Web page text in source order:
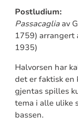
Postludium:
Passacagliaav
1759) arrangert
1935)
Halvorsen har
det er faktisk en
gjentas spilles
tema i alle ulike
bassen.